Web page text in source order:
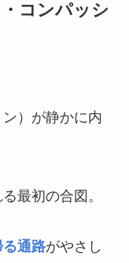
コンパッシ
）が静かに内
最初の合図。
る通路がやさし